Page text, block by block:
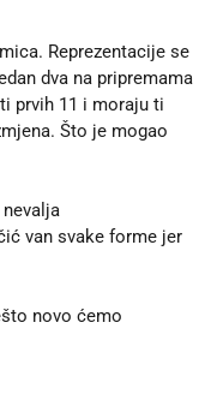
Reprezentacije se
dva na pripremama
prvih 11 i moraju ti
Što je mogao
van svake forme jer
novo ćemo